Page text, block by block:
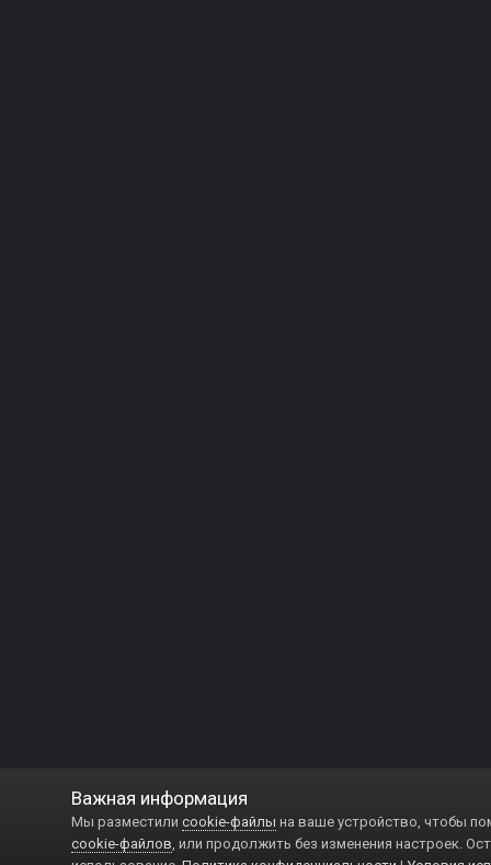
Важная информация
Мы разместили cookie-файлы на ваше устройство, чтобы
cookie-файлов, или продолжить без изменения настроек.